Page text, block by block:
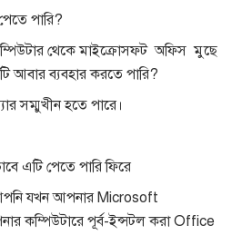
পারি?
থেকে মাইক্রোসফট অফিস মুছে
আবার ব্যবহার করতে পারি?
সম্মুখীন হতে পারে।
এটি পেতে পারি ফিরে
যখন আপনার Microsoft
কম্পিউটারে পূর্ব-ইন্সটল করা Office